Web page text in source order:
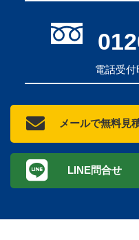
電話受付
メールで無料見
LINE問合せ